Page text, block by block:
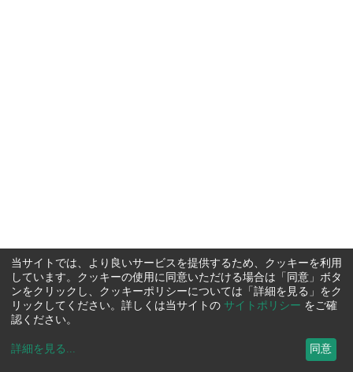
当サイトでは、より良いサービスを提供するため、クッキーを利用
しています。クッキーの使用に同意いただける場合は「同意」ボタ
ンをクリックし、クッキーポリシーについては「詳細を見る」をク
リックしてください。詳しくは当サイトの サイトポリシー をご確
認ください。
詳細を見る ... 同意